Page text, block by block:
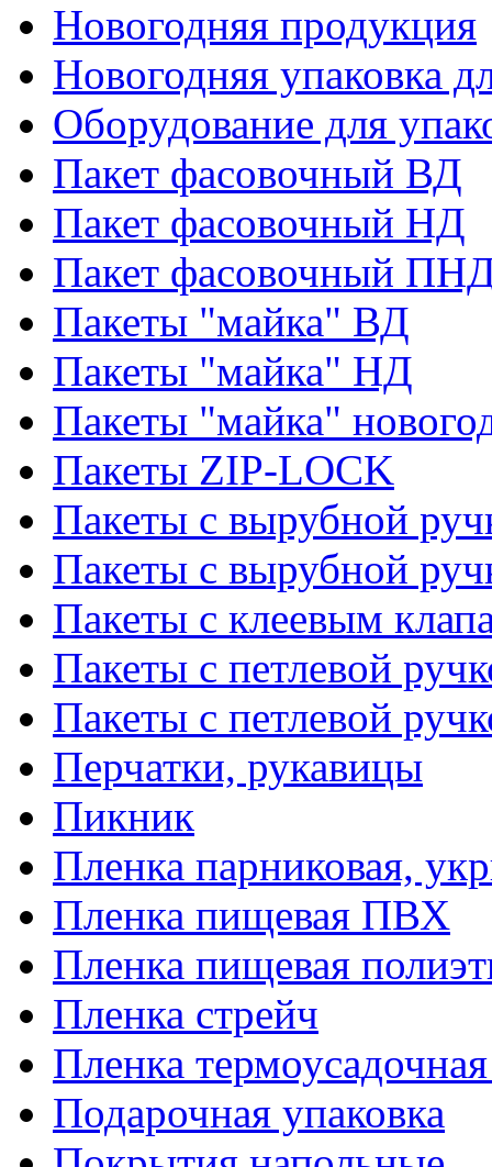
Новогодняя продукция
Новогодняя упаковка
Оборудование для
Пакет фасовочный ВД
Пакет фасовочный НД
Пакет фасовочный
Пакеты "майка" ВД
Пакеты "майка" НД
Пакеты "майка"
Пакеты ZIP-LOCK
Пакеты с вырубной
Пакеты с вырубной
Пакеты с клеевым
Пакеты с петлевой
Пакеты с петлевой
Перчатки, рукавицы
Пикник
Пленка парниковая,
Пленка пищевая ПВХ
Пленка пищевая
Пленка стрейч
Пленка
Подарочная упаковка